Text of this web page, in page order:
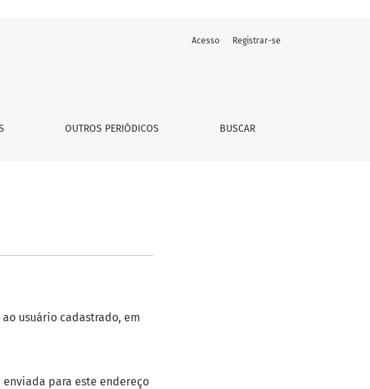
OUTROS PERIÓDICOS BUSCAR
Acesso Registrar-se
usuário cadastrado, em
para este endereço